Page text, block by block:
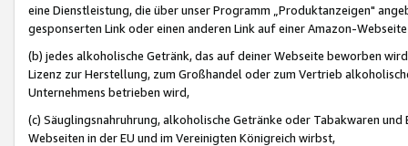
eine Dienstleistung, die über unser Programm „Produktanzeigen"
gesponserten Link oder einen anderen Link auf einer Amazon-
(b) jedes alkoholische Getränk, das auf deiner Webseite beworben
Lizenz zur Herstellung, zum Großhandel oder zum Vertrieb
Unternehmens betrieben wird,
(c) Säuglingsnahruhrung, alkoholische Getränke oder Tabakwaren
Webseiten in der EU und im Vereinigten Königreich wirbst,